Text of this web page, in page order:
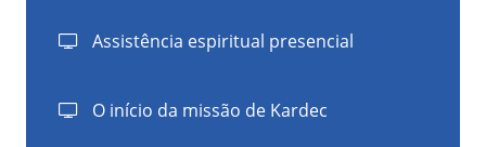
Assistência espiritual presencial
O início da missão de Kardec